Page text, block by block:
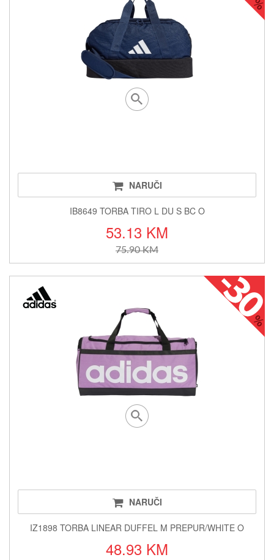
NARUČI
IB8649 TORBA TIRO L DU S BC O
53.13 KM
75.90 KM
NARUČI
IZ1898 TORBA LINEAR DUFFEL M PREPUR/WHITE O
48.93 KM